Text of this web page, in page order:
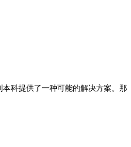
科提供了一种可能的解决方案。那